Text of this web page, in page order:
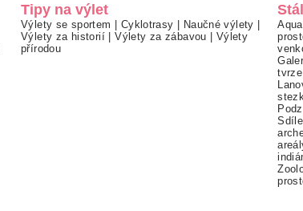
Tipy na výlet
Výlety se sportem | Cyklotrasy | Naučné výlety |
Výlety za historií |Výlety za zábavou | Výlety
přírodou
tvrze